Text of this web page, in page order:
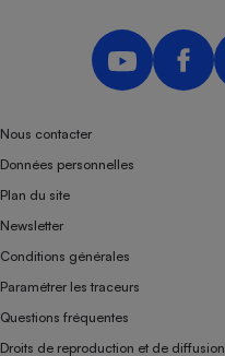
Nous contacter
Données personnelles
Plan du site
Newsletter
Conditions générales
Paramétrer les traceurs
Questions fréquentes
Droits de reproduction et de diffusion